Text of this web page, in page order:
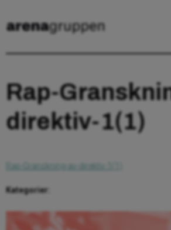
Rap-
direktiv-1(1)
Rap-Granskning-av-direktiv-1(1)
Kategorier: